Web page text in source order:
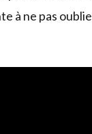
à ne pas